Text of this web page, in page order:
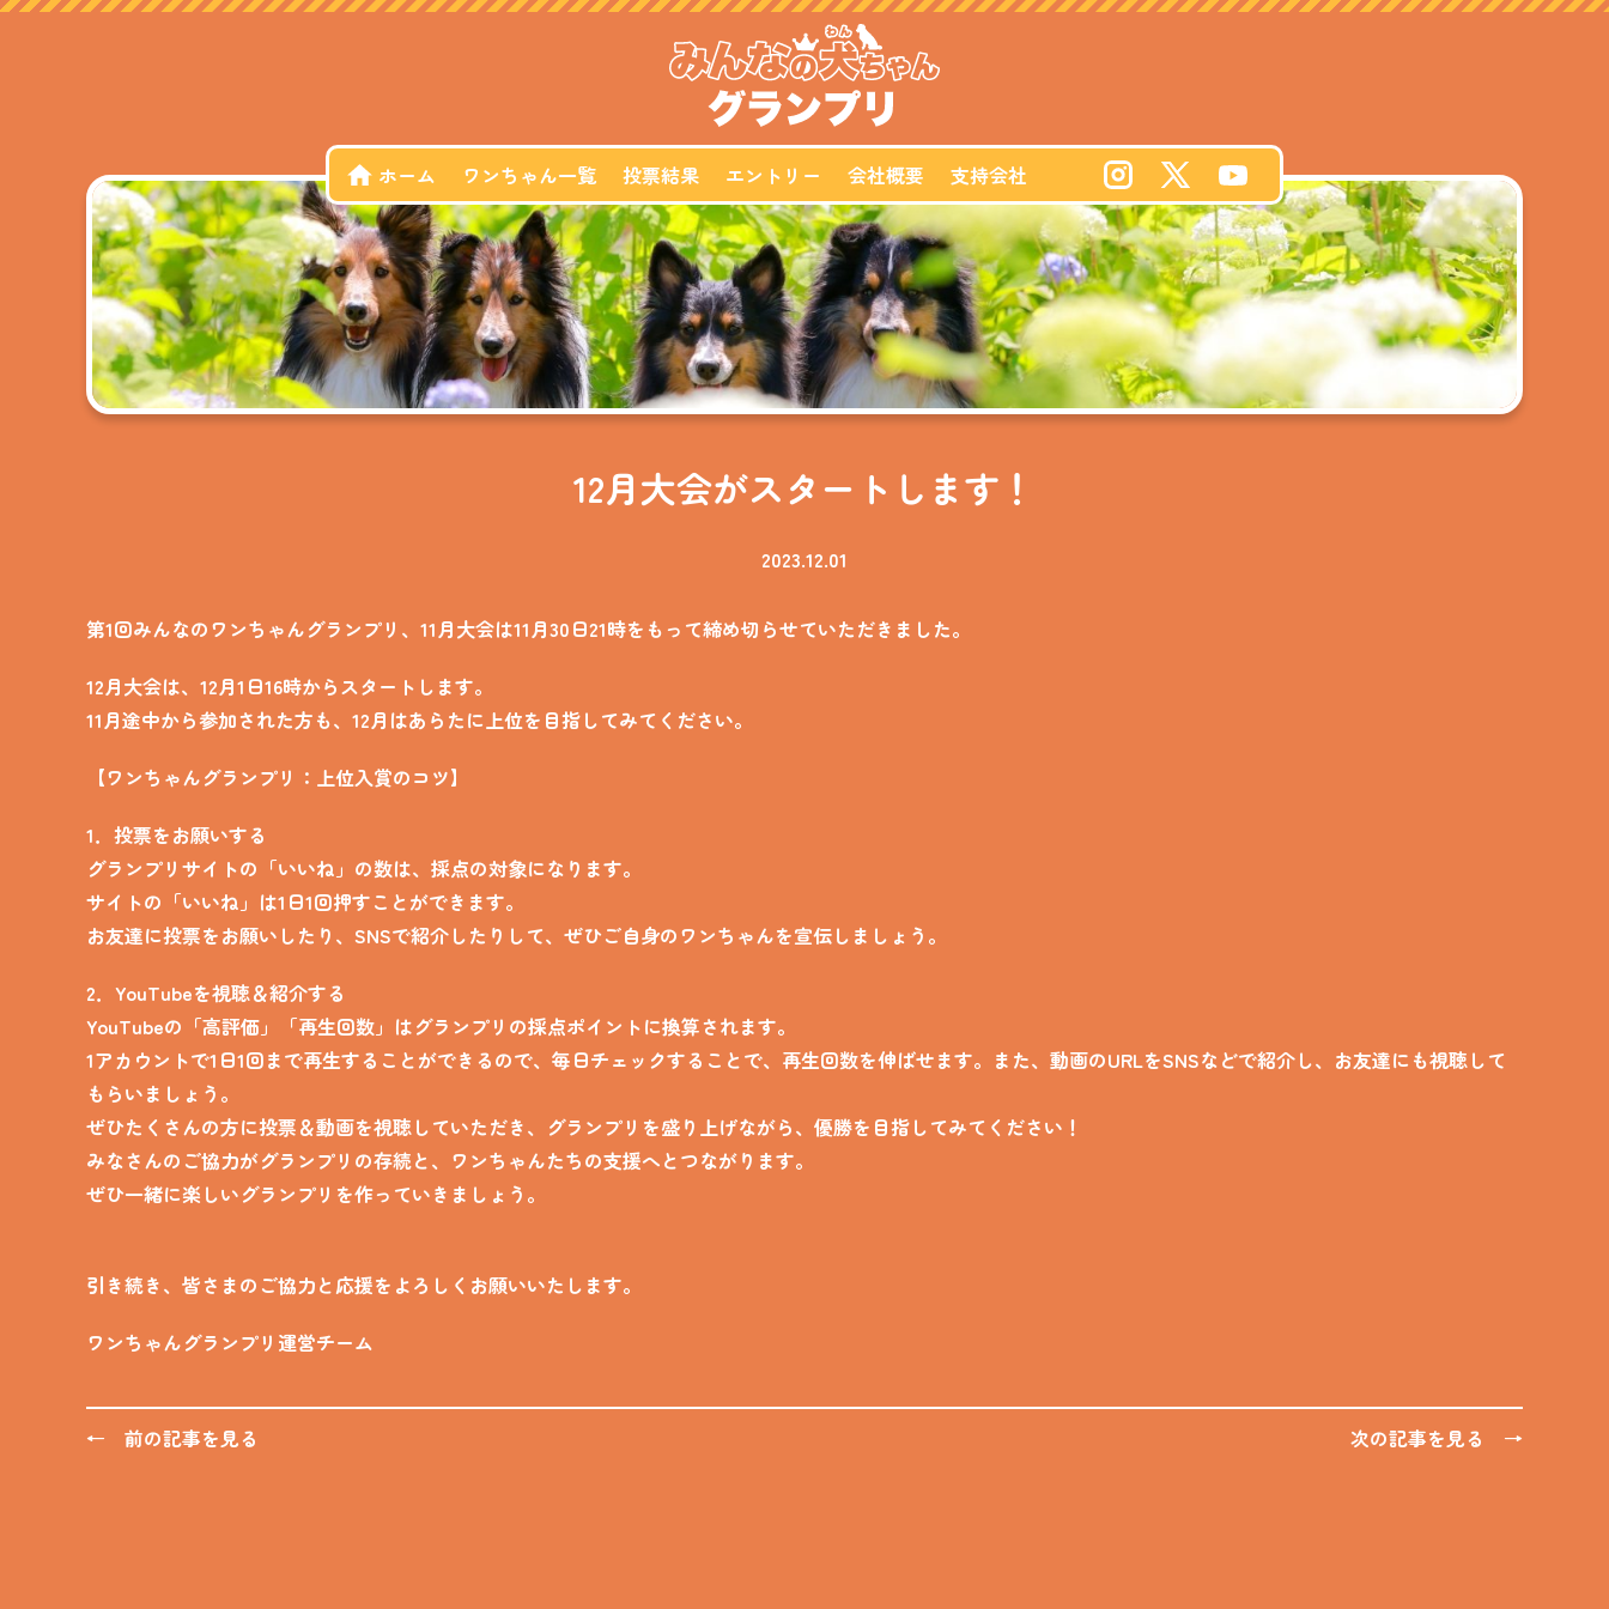
ホーム ワンちゃん一覧 投票結果 エントリー 会社概要 支持会社
12月大会がスタートします！
2023.12.01
第1回みんなのワンちゃんグランプリ、11月大会は11月30日21時をもって締め切らせていただきました。
12月大会は、12月1日16時からスタートします。
11月途中から参加された方も、12月はあらたに上位を目指してみてください。
【ワンちゃんグランプリ：上位入賞のコツ】
1．投票をお願いする
グランプリサイトの「いいね」の数は、採点の対象になります。
サイトの「いいね」は1日1回押すことができます。
お友達に投票をお願いしたり、SNSで紹介したりして、ぜひご自身のワンちゃんを宣伝しましょう。
2．YouTubeを視聴＆紹介する
YouTubeの「高評価」「再生回数」はグランプリの採点ポイントに換算されます。
1アカウントで1日1回まで再生することができるので、毎日チェックすることで、再生回数を伸ばせます。また、動画のURLをSNSなどで紹介し、お友達にも視聴して
もらいましょう。
ぜひたくさんの方に投票＆動画を視聴していただき、グランプリを盛り上げながら、優勝を目指してみてください！
みなさんのご協力がグランプリの存続と、ワンちゃんたちの支援へとつながります。
ぜひ一緒に楽しいグランプリを作っていきましょう。
引き続き、皆さまのご協力と応援をよろしくお願いいたします。
ワンちゃんグランプリ運営チーム
← 前の記事を見る 次の記事を見る →